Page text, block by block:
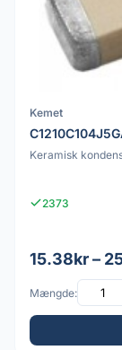
Kemet
Keramisk
2373
15.38kr –
Mængde: